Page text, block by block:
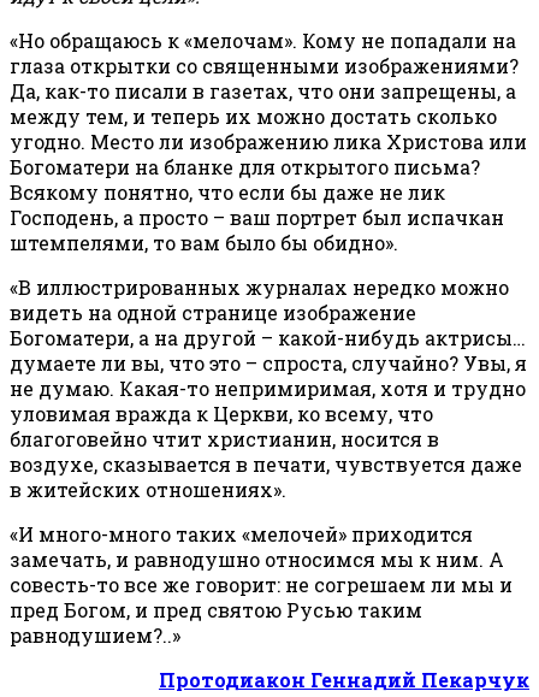
«Но обращаюсь к «мелочам». Кому не попадали на
глаза открытки со священными изображениями?
Да, как-то писали в газетах, что они запрещены, а
между тем, и теперь их можно достать сколько
угодно. Место ли изображению лика Христова или
Богоматери на бланке для открытого письма?
Всякому понятно, что если бы даже не лик
Господень, а просто – ваш портрет был испачкан
штемпелями, то вам было бы обидно».
«В иллюстрированных журналах нередко можно
видеть на одной странице изображение
Богоматери, а на другой – какой-нибудь актрисы…
думаете ли вы, что это – спроста, случайно? Увы, я
не думаю. Какая-то непримиримая, хотя и трудно
уловимая вражда к Церкви, ко всему, что
благоговейно чтит христианин, носится в
воздухе, сказывается в печати, чувствуется даже
в житейских отношениях».
«И много-много таких «мелочей» приходится
замечать, и равнодушно относимся мы к ним. А
совесть-то все же говорит: не согрешаем ли мы и
пред Богом, и пред святою Русью таким
равнодушием?..»
Протодиакон Геннадий Пекарчук